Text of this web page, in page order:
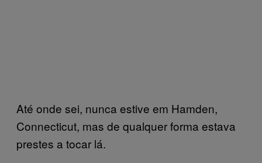
Até onde sei, nunca estive em Hamden,
Connecticut, mas de qualquer forma estava
prestes a tocar lá.